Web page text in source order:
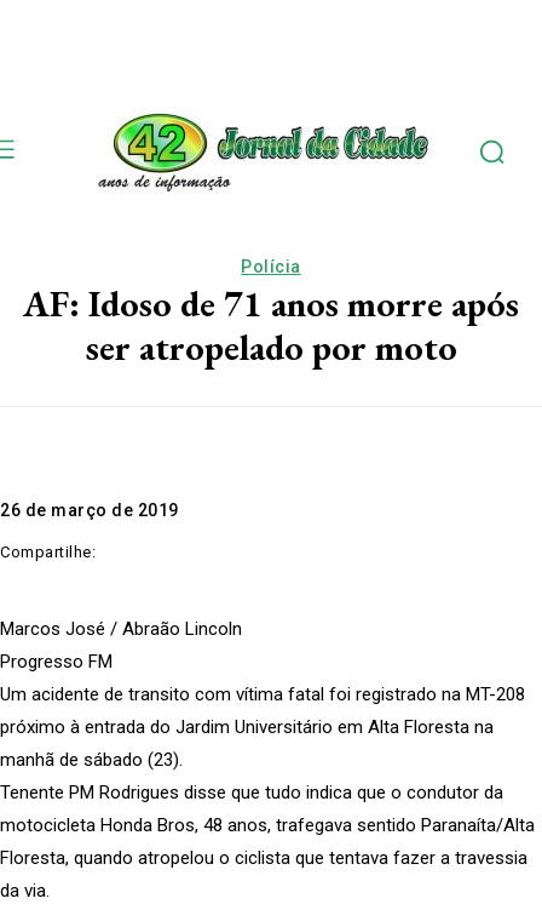
Polícia
AF: Idoso de 71 anos morre após
ser atropelado por moto
26 de março de 2019
Compartilhe:
Marcos José / Abraão Lincoln
Progresso FM
Um acidente de transito com vítima fatal foi registrado na MT-208
próximo à entrada do Jardim Universitário em Alta Floresta na
manhã de sábado (23).
Tenente PM Rodrigues disse que tudo indica que o condutor da
motocicleta Honda Bros, 48 anos, trafegava sentido Paranaíta/Alta
Floresta, quando atropelou o ciclista que tentava fazer a travessia
da via.